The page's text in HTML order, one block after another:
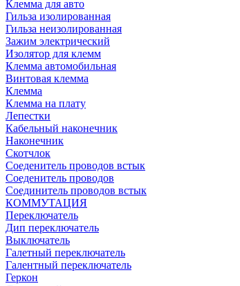
Клемма для авто
Гильза изолированная
Гильза неизолированная
Зажим электрический
Изолятор для клемм
Клемма автомобильная
Винтовая клемма
Клемма
Клемма на плату
Лепестки
Кабельный наконечник
Наконечник
Скотчлок
Соеденитель проводов встык
Соеденитель проводов
Соединитель проводов встык
КОММУТАЦИЯ
Переключатель
Дип переключатель
Выключатель
Галетный переключатель
Галентный переключатель
Геркон